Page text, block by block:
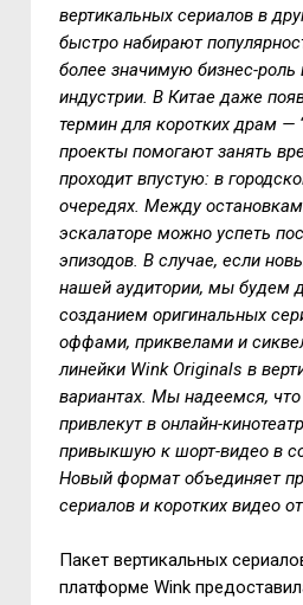
вертикальных сериалов в
быстро набирают
более значимую бизнес-роль
индустрии. В Китае даже
термин для коротких драм —
проекты помогают занять
проходит впустую: в
очередях. Между
эскалаторе можно успеть
эпизодов. В случае, если
нашей аудитории, мы будем
созданием оригинальных
оффами, приквелами и
линейки Wink Originals в
вариантах. Мы надеемся,
привлекут в онлайн-
привыкшую к шорт-видео в
Новый формат объединяет
сериалов и коротких видео
Пакет вертикальных
платформе Wink